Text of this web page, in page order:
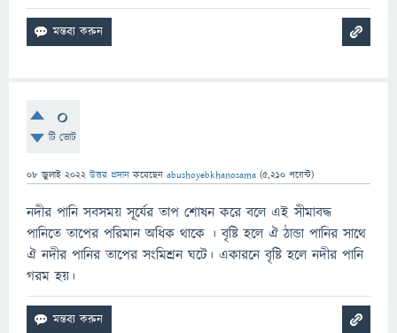
0
টি ভোট
08 জুলাই 2022 উত্তর প্রদান করেছেন abushoyebkhanosama (5,210 পয়েন্ট)
নদীর পানি সবসময় সূর্যের তাপ শোষন করে বলে এই সীমাবদ্ধ
পানিতে তাপের পরিমান অধিক থাকে । বৃষ্টি হলে ঐ ঠান্ডা পানির সাথে
ঐ নদীর পানির তাপের সংমিশ্রন ঘটে। একারনে বৃষ্টি হলে নদীর পানি
গরম হয়।